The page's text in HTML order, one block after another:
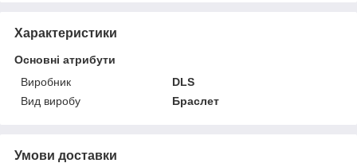
Характеристики
Основні атрибути
Виробник
DLS
Вид виробу
Браслет
Умови доставки